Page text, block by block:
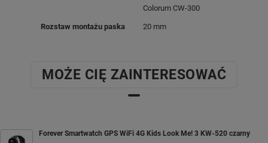
Colorum CW-300
Rozstaw montażu paska 20 mm
MOŻE CIĘ ZAINTERESOWAĆ
Forever Smartwatch GPS WiFi 4G Kids Look Me! 3 KW-520 czarny